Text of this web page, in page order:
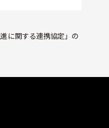
に関する連携協定」の